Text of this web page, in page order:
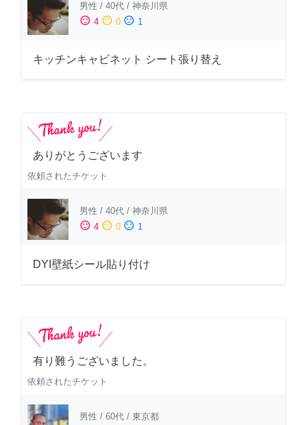
男性 / 40代 / 神奈川県
sentiment_satisfied 4 sentiment_neutral 0 sentiment_dissatisfied 1
キッチンキャビネット シート張り替え
ありがとうございます
依頼されたチケット
男性 / 40代 / 神奈川県
sentiment_satisfied 4 sentiment_neutral 0 sentiment_dissatisfied 1
DYI壁紙シール貼り付け
有り難うございました。
依頼されたチケット
男性 / 60代 / 東京都